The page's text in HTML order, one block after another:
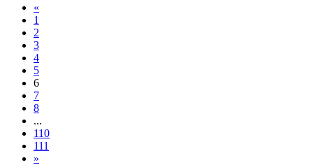
«
1
2
3
4
5
6
7
8
...
110
111
»